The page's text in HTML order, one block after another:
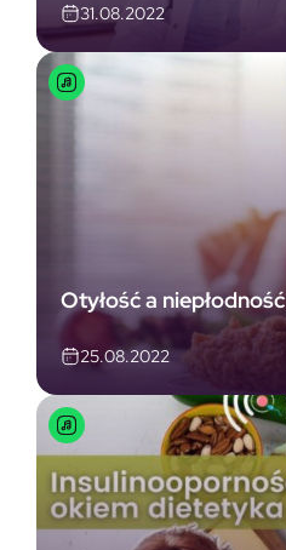
31.08.2022
Otyłość a niepłodność
25.08.2022